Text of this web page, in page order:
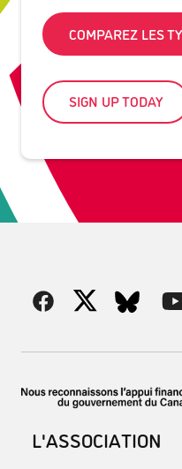
COMPAREZ LES
SIGN UP TODAY
L'ASSOCIATION